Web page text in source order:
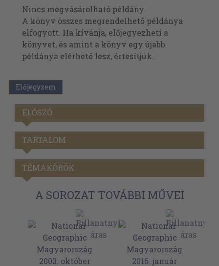
Nincs megvásárolható példány
A könyv összes megrendelhető példánya
elfogyott. Ha kívánja, előjegyezheti a
könyvet, és amint a könyv egy újabb
példánya elérhető lesz, értesítjük.
Előjegyzem
ELŐSZÓ
TARTALOM
TÉMAKÖRÖK
A SOROZAT TOVÁBBI MŰVEI